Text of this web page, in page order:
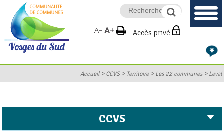
Accès privé
Accueil>CCVS> Territoire>Les 22 communes>Leval
CCVS